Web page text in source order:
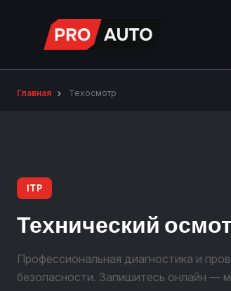
Главная Техосмотр
ITP
Технический
Профессиональная диагностика и
безопасности. Запишитесь онлайн —